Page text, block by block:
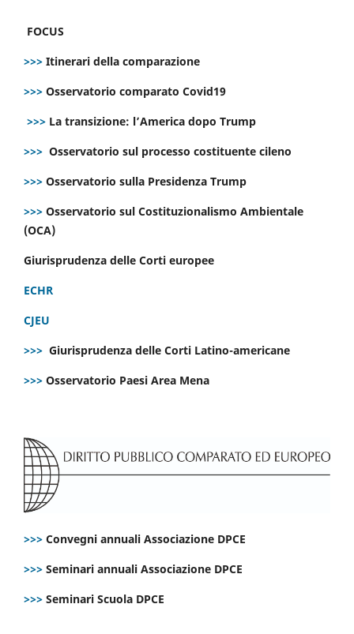
FOCUS
>>> Itinerari della comparazione
>>> Osservatorio comparato Covid19
>>> La transizione: l’America dopo Trump
>>> Osservatorio sul processo costituente cileno
>>> Osservatorio sulla Presidenza Trump
>>> Osservatorio sul Costituzionalismo Ambientale
(OCA)
Giurisprudenza delle Corti europee
ECHR
CJEU
>>> Giurisprudenza delle Corti Latino-americane
>>> Osservatorio Paesi Area Mena
>>> Convegni annuali Associazione DPCE
>>> Seminari annuali Associazione DPCE
>>> Seminari Scuola DPCE